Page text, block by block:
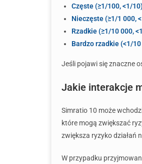
Częste (≥1/100, <1/
Nieczęste (≥1/1 000,
Rzadkie (≥1/10 000,
Bardzo rzadkie (<1/
Jeśli pojawi się znaczne
Jakie interakcje
Simratio 10 może
które mogą zwiększać
zwiększa ryzyko działań
W przypadku